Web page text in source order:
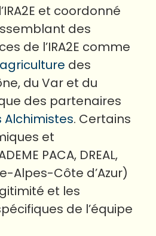
et coordonné
des
de l’IRA2E comme
des
du Var et du
des partenaires
Alchimistes. Certains
et
PACA, DREAL,
Alpes-Côte d’Azur)
et les
de l’équipe